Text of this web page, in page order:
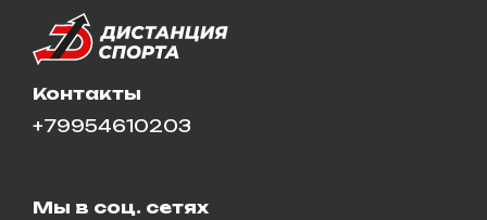
Контакты
+79954610203
Мы в соц. сетях